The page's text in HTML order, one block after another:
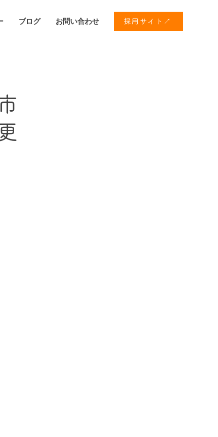
ブログ お問い合わせ 採用サイト↗